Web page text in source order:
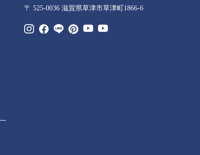
〒 525-0036 滋賀県草津市草津町1866-6